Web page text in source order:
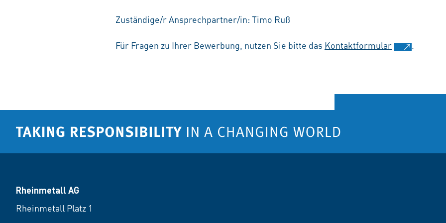
Zuständige/r Ansprechpartner/in: Timo Ruß
Für Fragen zu Ihrer Bewerbung, nutzen Sie bitte das Kontaktformular .
Rheinmetall AG
Rheinmetall Platz 1